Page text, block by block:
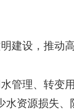
建设，推动
管理、转变用
水资源损失、